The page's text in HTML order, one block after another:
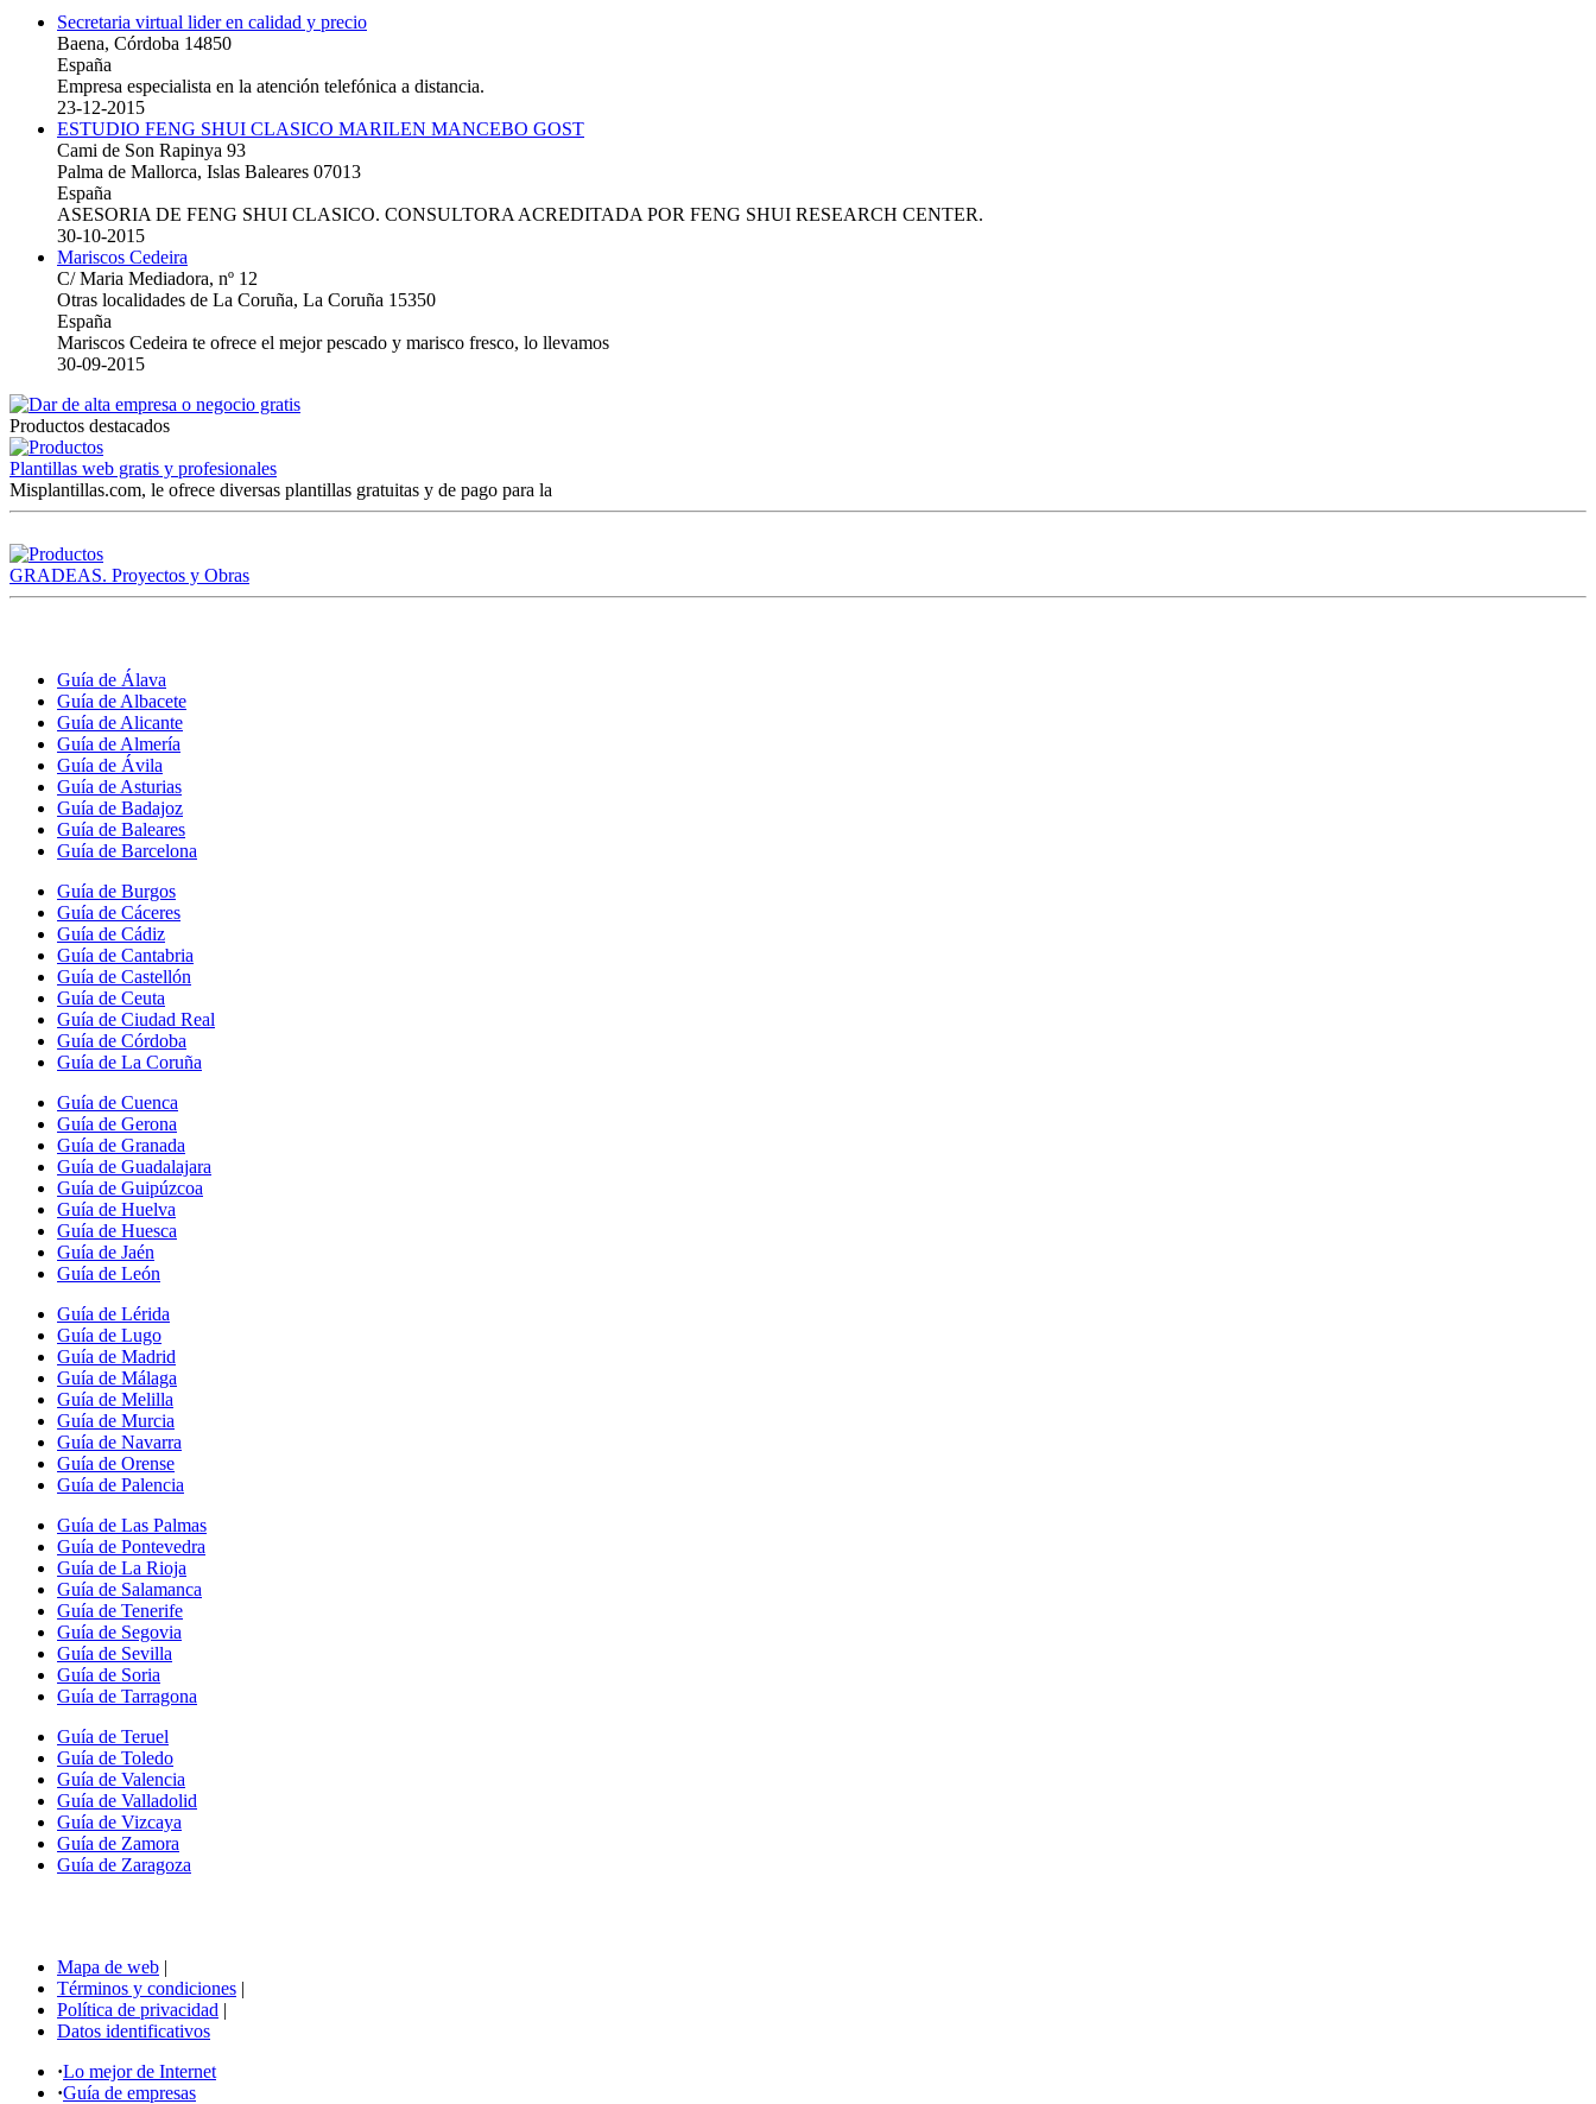
Secretaria virtual lider en calidad y precio
Baena, Córdoba 14850
España
Empresa especialista en la atención telefónica a distancia.
23-12-2015
ESTUDIO FENG SHUI CLASICO MARILEN MANCEBO GOST
Cami de Son Rapinya 93
Palma de Mallorca, Islas Baleares 07013
España
ASESORIA DE FENG SHUI CLASICO. CONSULTORA ACREDITADA POR FENG SHUI RESEARCH CENTER.
30-10-2015
Mariscos Cedeira
C/ Maria Mediadora, nº 12
Otras localidades de La Coruña, La Coruña 15350
España
Mariscos Cedeira te ofrece el mejor pescado y marisco fresco, lo llevamos
30-09-2015
Productos destacados
Plantillas web gratis y profesionales
Misplantillas.com, le ofrece diversas plantillas gratuitas y de pago para la
GRADEAS. Proyectos y Obras
Guía de Álava
Guía de Albacete
Guía de Alicante
Guía de Almería
Guía de Ávila
Guía de Asturias
Guía de Badajoz
Guía de Baleares
Guía de Barcelona
Guía de Burgos
Guía de Cáceres
Guía de Cádiz
Guía de Cantabria
Guía de Castellón
Guía de Ceuta
Guía de Ciudad Real
Guía de Córdoba
Guía de La Coruña
Guía de Cuenca
Guía de Gerona
Guía de Granada
Guía de Guadalajara
Guía de Guipúzcoa
Guía de Huelva
Guía de Huesca
Guía de Jaén
Guía de León
Guía de Lérida
Guía de Lugo
Guía de Madrid
Guía de Málaga
Guía de Melilla
Guía de Murcia
Guía de Navarra
Guía de Orense
Guía de Palencia
Guía de Las Palmas
Guía de Pontevedra
Guía de La Rioja
Guía de Salamanca
Guía de Tenerife
Guía de Segovia
Guía de Sevilla
Guía de Soria
Guía de Tarragona
Guía de Teruel
Guía de Toledo
Guía de Valencia
Guía de Valladolid
Guía de Vizcaya
Guía de Zamora
Guía de Zaragoza
Mapa de web |
Términos y condiciones |
Política de privacidad |
Datos identificativos
·Lo mejor de Internet
·Guía de empresas